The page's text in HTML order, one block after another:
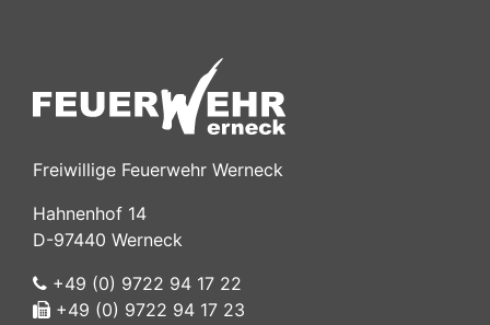
Freiwillige Feuerwehr Werneck
Hahnenhof 14
D-97440 Werneck
+49 (0) 9722 94 17 22
+49 (0) 9722 94 17 23